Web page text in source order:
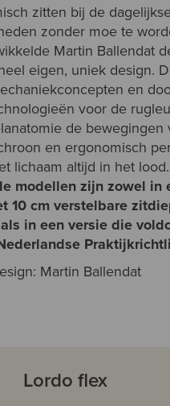
zitten bij de
zonder moe te
Martin Ballendat
eigen, uniek design.
en
voor de
de bewegingen
en ergonomisch
lichaam altijd in het lood.
modellen zijn zowel in
10 cm verstelbare
in een versie die
Martin Ballendat
Lordo flex